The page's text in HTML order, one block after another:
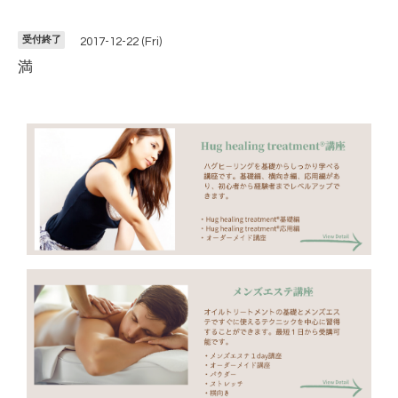
受付終了 2017-12-22 (Fri)
満